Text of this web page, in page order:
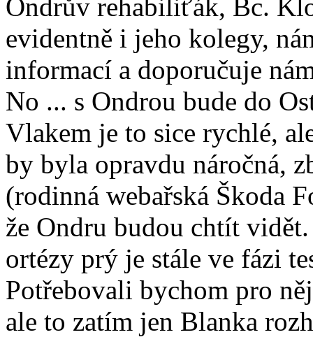
Ondrův rehabiliťák, Bc.
evidentně i jeho kolegy,
informací a doporučuje
No ... s Ondrou bude do
Vlakem je to sice rychlé,
by byla opravdu náročná,
(rodinná webařská Škoda
že Ondru budou chtít
ortézy prý je stále ve fázi
Potřebovali bychom pro
ale to zatím jen Blanka